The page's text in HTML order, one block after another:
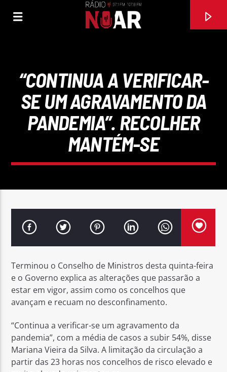
FAIXA ATUAL
VIRA PARA CÁ VIRA PARA LÁ
TOKA & DANÇA
Rádio No ar
“CONTINUA A VERIFICAR-
SE UM AGRAVAMENTO DA
PANDEMIA”. RECOLHER
MANTÉM-SE
Terminou o Conselho de Ministros desta quinta-feira
e o Governo explica as alterações que passarão a
estar em vigor, assim como os concelhos que
avançam e recuam no desconfinamento.
“Continua a verificar-se um agravamento da
pandemia”, com a média de casos a subir 54%, disse
Mariana Vieira da Silva. A limitação da circulação a
partir das 23 horas nos concelhos de risco elevado e